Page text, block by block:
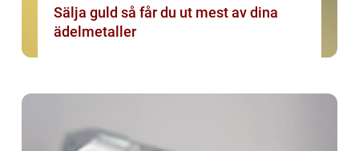
Sälja guld så får du ut mest av dina
ädelmetaller